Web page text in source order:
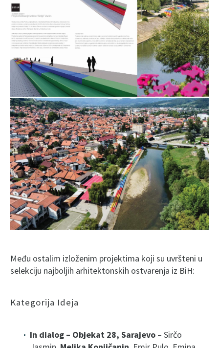
Među ostalim izloženim projektima koji su uvršteni u
selekciju najboljih arhitektonskih ostvarenja iz BiH:
Kategorija Ideja
In dialog – Objekat 28, Sarajevo – Sirčo